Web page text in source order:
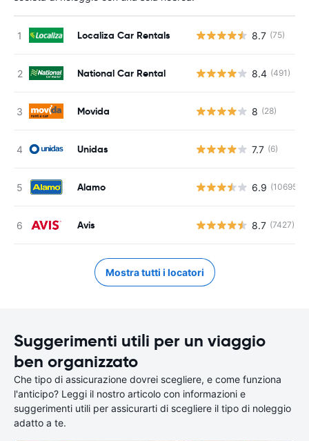
Localiza Car Rentals 8.7 (75)
National Car Rental 8.4 (491)
Movida 8 (28)
Unidas 7.7 (6)
Alamo 6.9 (10695)
Avis 8.7 (7427)
Mostra tutti i locatori
Suggerimenti utili per un viaggio
ben organizzato
Che tipo di assicurazione dovrei scegliere, e come funziona
l'anticipo? Leggi il nostro articolo con informazioni e
suggerimenti utili per assicurarti di scegliere il tipo di noleggio
adatto a te.